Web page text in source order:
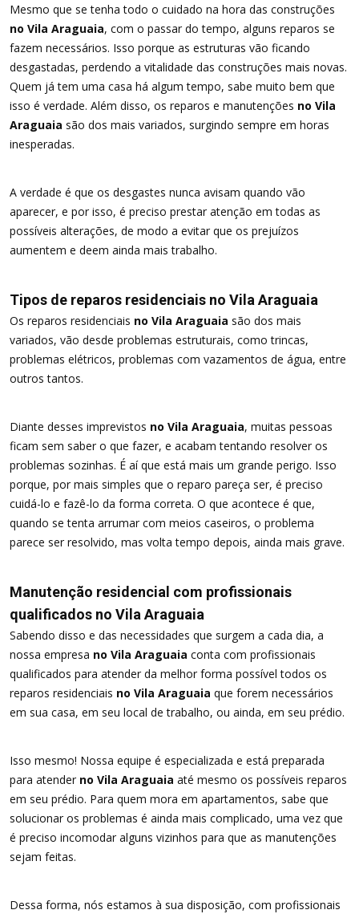
Mesmo que se tenha todo o cuidado na hora das construções
no Vila Araguaia, com o passar do tempo, alguns reparos se
fazem necessários. Isso porque as estruturas vão ficando
desgastadas, perdendo a vitalidade das construções mais novas.
Quem já tem uma casa há algum tempo, sabe muito bem que
isso é verdade. Além disso, os reparos e manutenções no Vila
Araguaia são dos mais variados, surgindo sempre em horas
inesperadas.
A verdade é que os desgastes nunca avisam quando vão
aparecer, e por isso, é preciso prestar atenção em todas as
possíveis alterações, de modo a evitar que os prejuízos
aumentem e deem ainda mais trabalho.
Tipos de reparos residenciais no Vila Araguaia
Os reparos residenciais no Vila Araguaia são dos mais
variados, vão desde problemas estruturais, como trincas,
problemas elétricos, problemas com vazamentos de água, entre
outros tantos.
Diante desses imprevistos no Vila Araguaia, muitas pessoas
ficam sem saber o que fazer, e acabam tentando resolver os
problemas sozinhas. É aí que está mais um grande perigo. Isso
porque, por mais simples que o reparo pareça ser, é preciso
cuidá-lo e fazê-lo da forma correta. O que acontece é que,
quando se tenta arrumar com meios caseiros, o problema
parece ser resolvido, mas volta tempo depois, ainda mais grave.
Manutenção residencial com profissionais
qualificados no Vila Araguaia
Sabendo disso e das necessidades que surgem a cada dia, a
nossa empresa no Vila Araguaia conta com profissionais
qualificados para atender da melhor forma possível todos os
reparos residenciais no Vila Araguaia que forem necessários
em sua casa, em seu local de trabalho, ou ainda, em seu prédio.
Isso mesmo! Nossa equipe é especializada e está preparada
para atender no Vila Araguaia até mesmo os possíveis reparos
em seu prédio. Para quem mora em apartamentos, sabe que
solucionar os problemas é ainda mais complicado, uma vez que
é preciso incomodar alguns vizinhos para que as manutenções
sejam feitas.
Dessa forma, nós estamos à sua disposição, com profissionais